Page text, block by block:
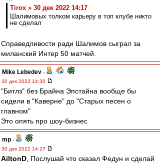
Tirox » 30 дек 2022 14:17
Шалимовых толком карьеру в топ клубе никто
не сделал
Справедливости ради Шалимов сыграл за
миланский Интер 50 матчей.
Mike Lebedev -
30 дек 2022 14:30
"Битлз" без Брайна Эпстайна вообще бы
сидели в "Каверне" до "Старых песен о
главном"
Это опять про шоу-бизнес
mp -
30 дек 2022 14:27
AiltonD , Послушай что сказал Федун и сделай